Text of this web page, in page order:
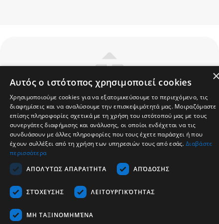
Company
Support
Career
Communication
English
Copyrights © 2026 - Tescom Hellas SA
Αυτός ο ιστότοπος χρησιμοποιεί cookies
Χρησιμοποιούμε cookies για να εξατομικεύσουμε το περιεχόμενο, τις
διαφημίσεις και να αναλύσουμε την επισκεψιμότητά μας. Μοιραζόμαστε
επίσης πληροφορίες σχετικά με τη χρήση του ιστότοπού μας με τους
συνεργάτες διαφήμισης και ανάλυσης, οι οποίοι ενδέχεται να τις
συνδυάσουν με άλλες πληροφορίες που τους έχετε παράσχει ή που
έχουν συλλέξει από τη χρήση των υπηρεσιών τους από εσάς. Διαβάστε
περισσότερα
ΑΠΟΛΎΤΩΣ ΑΠΑΡΑΊΤΗΤΑ
ΑΠΌΔΟΣΗΣ
ΣΤΌΧΕΥΣΗΣ ΛΕΙΤΟΥΡΓΙΚΌΤΗΤΑΣ
ΜΗ ΤΑΞΙΝΟΜΗΜΈΝΑ